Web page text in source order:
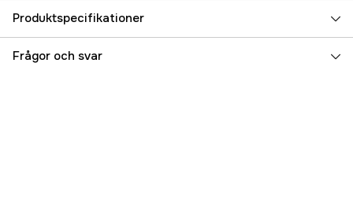
Produktspecifikationer
Drifttyp Batteridriven
Frågor och svar